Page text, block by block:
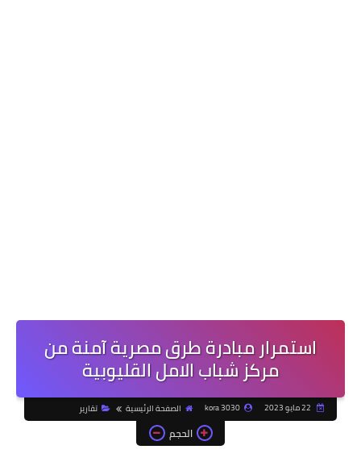
استمرار مبادرة طرق مصرية آمنة من
مركز شباب الامل القليوبية
kora 3030 الصفحة الرئيسية تقارير
الحجم